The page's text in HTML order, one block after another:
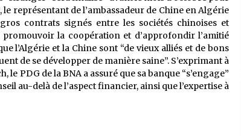
représentant de l’ambassadeur de Chine en Algérie
contrats signés entre les sociétés chinoises et
la coopération et d’approfondir l’amitié
l’Algérie et la Chine sont “de vieux alliés et de bons
de se développer de manière saine”. S’exprimant à
PDG de la BNA a assuré que sa banque “s’engage”
au-delà de l’aspect financier, ainsi que l’expertise à